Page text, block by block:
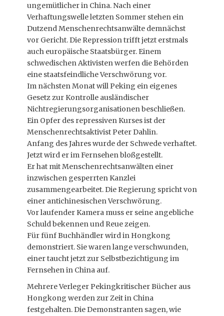
ungemütlicher in China. Nach einer
Verhaftungswelle letzten Sommer stehen ein
Dutzend Menschenrechtsanwälte demnächst
vor Gericht. Die Repression trifft jetzt erstmals
auch europäische Staatsbürger. Einem
schwedischen Aktivisten werfen die Behörden
eine staatsfeindliche Verschwörung vor.
Im nächsten Monat will Peking ein eigenes
Gesetz zur Kontrolle ausländischer
Nichtregierungsorganisationen beschließen.
Ein Opfer des repressiven Kurses ist der
Menschenrechtsaktivist Peter Dahlin.
Anfang des Jahres wurde der Schwede verhaftet.
Jetzt wird er im Fernsehen bloßgestellt.
Er hat mit Menschenrechtsanwälten einer
inzwischen gesperrten Kanzlei
zusammengearbeitet. Die Regierung spricht von
einer antichinesischen Verschwörung.
Vor laufender Kamera muss er seine angebliche
Schuld bekennen und Reue zeigen.
Für fünf Buchhändler wird in Hongkong
demonstriert. Sie waren lange verschwunden,
einer taucht jetzt zur Selbstbezichtigung im
Fernsehen in China auf.
Mehrere Verleger Pekingkritischer Bücher aus
Hongkong werden zur Zeit in China
festgehalten. Die Demonstranten sagen, wie